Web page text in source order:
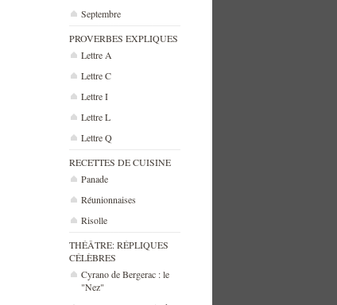
Septembre
PROVERBES EXPLIQUES
Lettre A
Lettre C
Lettre I
Lettre L
Lettre Q
RECETTES DE CUISINE
Panade
Réunionnaises
Risolle
THÉÂTRE: RÉPLIQUES
CÉLÈBRES
Cyrano de Bergerac : le
"Nez"